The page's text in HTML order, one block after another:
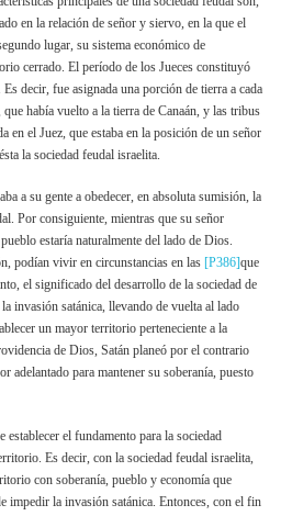
en la relación de señor y siervo, en la que el
lugar, su sistema económico de
cerrado. El período de los Jueces constituyó
decir, fue asignada una porción de tierra a cada
había vuelto a la tierra de Canaán, y las tribus
en el Juez, que estaba en la posición de un señor
la sociedad feudal israelita.
a su gente a obedecer, en absoluta sumisión, la
Por consiguiente, mientras que su señor
estaría naturalmente del lado de Dios.
podían vivir en circunstancias en las [P386]que
el significado del desarrollo de la sociedad de
invasión satánica, llevando de vuelta al lado
un mayor territorio perteneciente a la
de Dios, Satán planeó por el contrario
adelantado para mantener su soberanía, puesto
el fundamento para la sociedad
Es decir, con la sociedad feudal israelita,
con soberanía, pueblo y economía que
impedir la invasión satánica. Entonces, con el fin